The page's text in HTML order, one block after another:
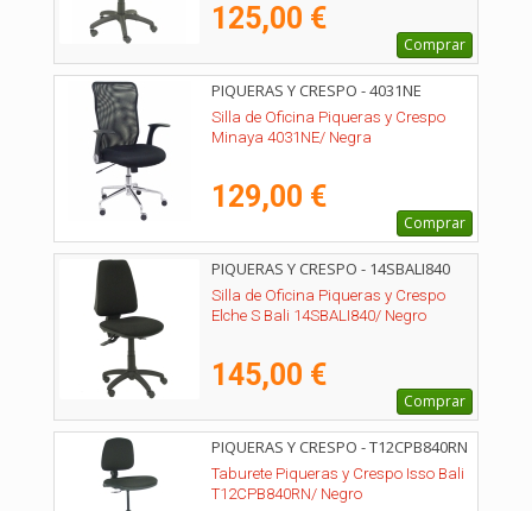
125,00 €
Comprar
PIQUERAS Y CRESPO - 4031NE
Silla de Oficina Piqueras y Crespo
Minaya 4031NE/ Negra
129,00 €
Comprar
PIQUERAS Y CRESPO - 14SBALI840
Silla de Oficina Piqueras y Crespo
Elche S Bali 14SBALI840/ Negro
145,00 €
Comprar
PIQUERAS Y CRESPO - T12CPB840RN
Taburete Piqueras y Crespo Isso Bali
T12CPB840RN/ Negro